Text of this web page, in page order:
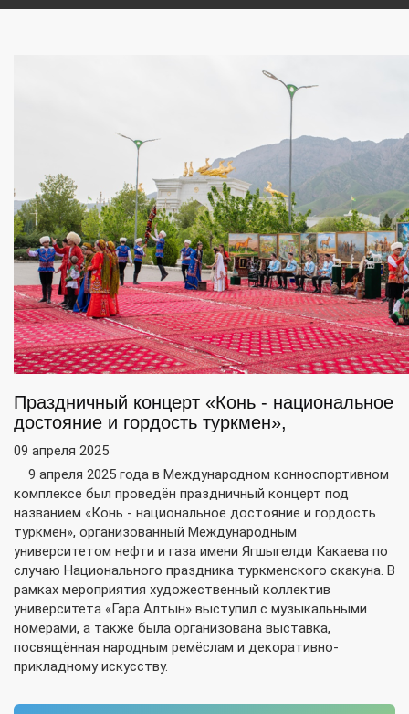
Праздничный концерт «Конь - национальное
достояние и гордость туркмен»,
09 апреля 2025
9 апреля 2025 года в Международном конноспортивном
комплексе был проведён праздничный концерт под
названием «Конь - национальное достояние и гордость
туркмен», организованный Международным
университетом нефти и газа имени Ягшыгелди Какаева по
случаю Национального праздника туркменского скакуна. В
рамках мероприятия художественный коллектив
университета «Гара Алтын» выступил с музыкальными
номерами, а также была организована выставка,
посвящённая народным ремёслам и декоративно-
прикладному искусству.